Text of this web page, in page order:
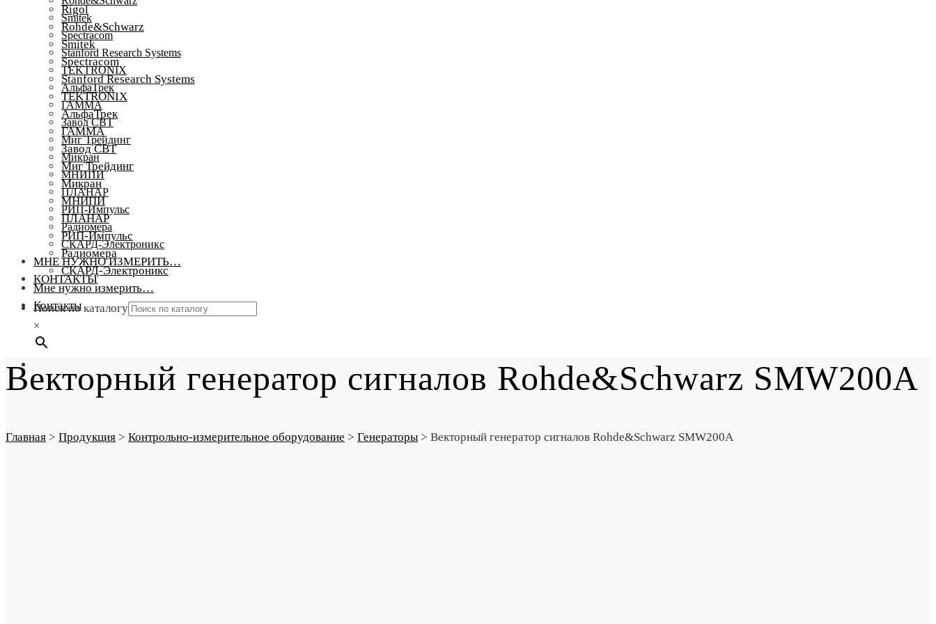
Smitek
Spectracom
Stanford Research Systems
TEKTRONIX
АльфаТрек
ГАММА
Завод СВТ
Миг Трейдинг
Микран
МНИПИ
ПЛАНАР
РИП-Импульс
Радиомера
СКАРД-Электроникс
МНЕ НУЖНО ИЗМЕРИТЬ…
КОНТАКТЫ
Поиск по каталогу
×
Rigol
Rohde&Schwarz
Smitek
Spectracom
Stanford Research Systems
TEKTRONIX
АльфаТрек
ГАММА
Завод СВТ
Миг Трейдинг
Микран
МНИПИ
ПЛАНАР
РИП-Импульс
Радиомера
СКАРД-Электроникс
Мне нужно измерить…
Контакты
Векторный генератор сигналов Rohde&Schwarz SMW200A
Главная > Продукция > Контрольно-измерительное оборудование > Генераторы > Векторный генератор сигналов Rohde&Schwarz SMW200A